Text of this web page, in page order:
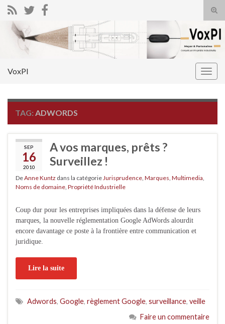
Search for:
VoxPI
TAG: ADWORDS
SEP
16
2010
A vos marques, prêts ?
Surveillez !
DeAnne Kuntz dans la catégorie Jurisprudence Marques Multimedia
Noms de domaine Propriété Industrielle
Coup dur pour les entreprises impliquées dans la défense de leurs
marques, la nouvelle réglementation Google AdWords alourdit
encore davantage ce poste à la frontière entre communication et
juridique.
Lire la suite
Adwords, Google, règlement Google, surveillance, veille
Faire un commentaire